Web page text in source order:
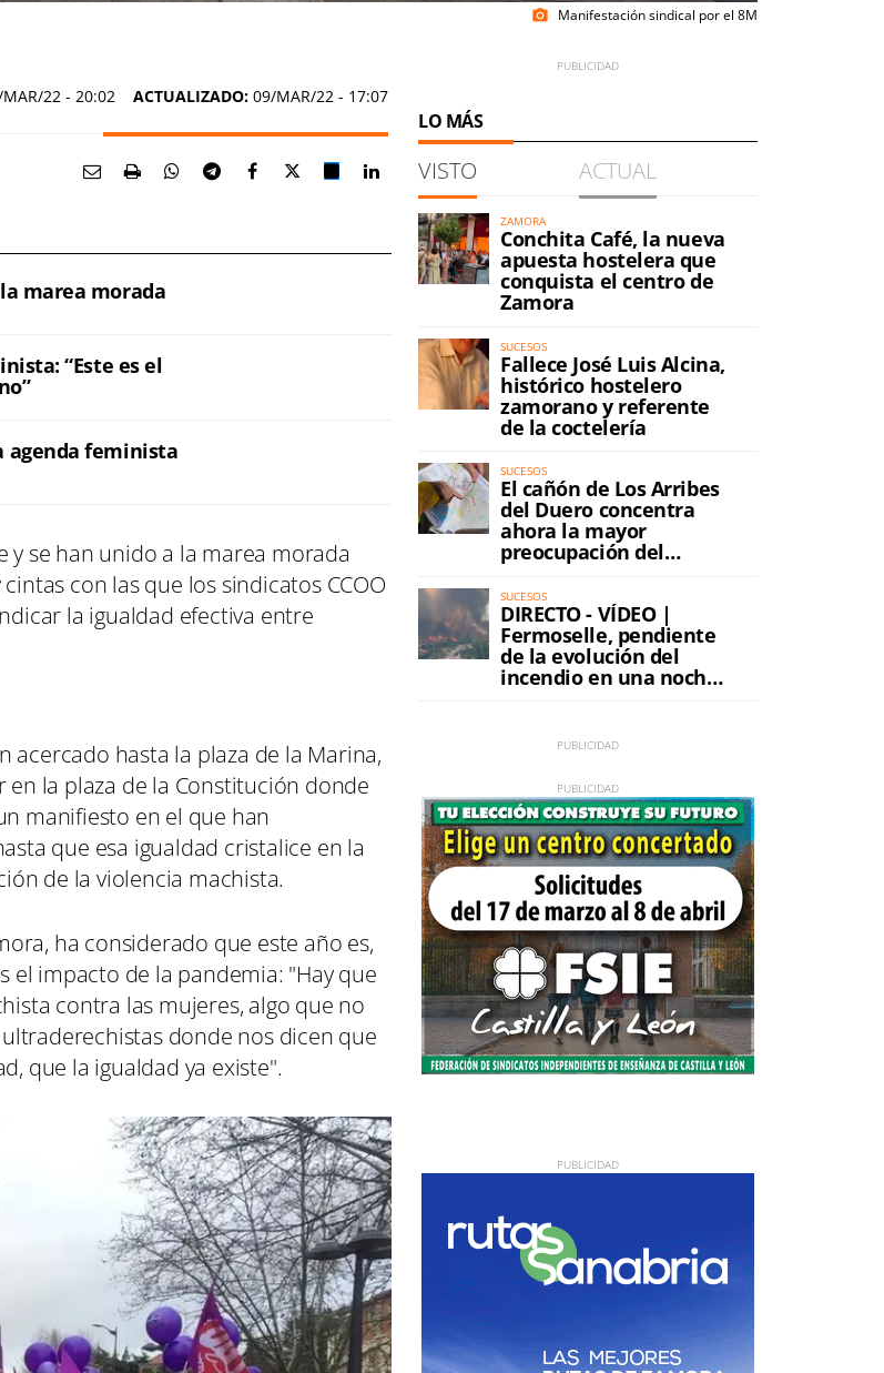
photo_camera Manifestación sindical por el 8M
22 - 20:02 ACTUALIZADO: 09/MAR/22 - 17:07
marea morada
“Este es el
agenda feminista
y se han unido a la marea morada
con las que los sindicatos CCOO
la igualdad efectiva entre
acercado hasta la plaza de la Marina,
la plaza de la Constitución donde
manifiesto en el que han
que esa igualdad cristalice en la
de la violencia machista.
ha considerado que este año es,
el impacto de la pandemia: "Hay que
contra las mujeres, algo que no
donde nos dicen que
que la igualdad ya existe".
LO MÁS
VISTO ACTUAL
ZAMORA
Conchita Café, la nueva
apuesta hostelera que
conquista el centro de
Zamora
SUCESOS
Fallece José Luis Alcina,
histórico hostelero
zamorano y referente
de la coctelería
SUCESOS
El cañón de Los Arribes
del Duero concentra
ahora la mayor
preocupación del
incendio
SUCESOS
DIRECTO - VÍDEO |
Fermoselle, pendiente
de la evolución del
incendio en una noche